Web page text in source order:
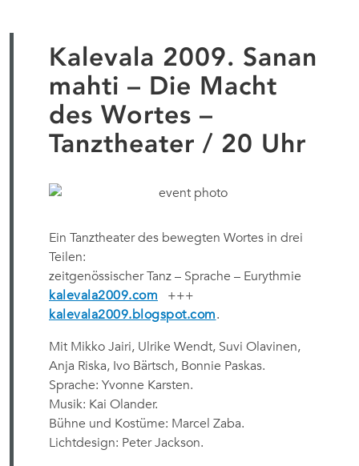
Kalevala 2009. Sanan
mahti – Die Macht
des Wortes –
Tanztheater / 20 Uhr
Ein Tanztheater des bewegten Wortes in drei
Teilen:
zeitgenössischer Tanz – Sprache – Eurythmie
kalevala2009.com +++
kalevala2009.blogspot.com.
Mit Mikko Jairi, Ulrike Wendt, Suvi Olavinen,
Anja Riska, Ivo Bärtsch, Bonnie Paskas.
Sprache: Yvonne Karsten.
Musik: Kai Olander.
Bühne und Kostüme: Marcel Zaba.
Lichtdesign: Peter Jackson.